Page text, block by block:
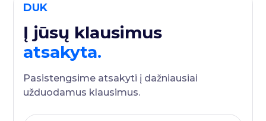
DUK
Į jūsų klausimus
atsakyta.
Pasistengsime atsakyti į dažniausiai
užduodamus klausimus.